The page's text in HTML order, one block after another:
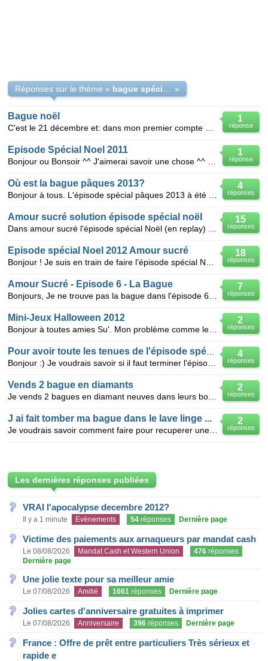
Réponses sur le thème « »
1
réponse
Bague noël
1
réponse
Episode Spécial Noel 2011
4
réponses
Où est la bague pâques 2013?
15
réponses
Amour sucré solution épisode spécial noël
18
réponses
Episode spécial Noel 2012 Amour sucré
7
réponses
Amour Sucré - Episode 6 - La Bague
2
réponses
Mini-Jeux Halloween 2012
4
réponses
2
réponses
Vends 2 bague en diamants
2
réponses
J ai fait tomber ma bague dans le lave linge ...
Les dernières réponses publiées
VRAI l'apocalypse decembre 2012?
Il y a 1 minute Evènements 54 réponses Dernière page
Victime des paiements aux arnaqueurs par mandat cash
Le 08/08/2026 Mandat Cash et Western Union 476 réponses
Dernière page
Une jolie texte pour sa meilleur amie
Le 07/08/2026 Amitié 1661 réponses Dernière page
Jolies cartes d'anniversaire gratuites à imprimer
Le 07/08/2026 Anniversaire 396 réponses Dernière page
France : Offre de prêt entre particuliers Très sérieux et
rapide e